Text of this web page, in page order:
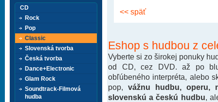
<< späť
Eshop s hudbou z
Vyberte si zo širokej ponuky
od CD, cez DVD. až po
obľúbeného interpréta, alebo
pop, vážnu hudbu, operu,
slovenskú a českú hudbu ,
CD
Rock
Pop
Classic
Slovenská tvorba
Česká tvorba
Dance+Electronic
Glam Rock
Soundtrack-Filmová
hudba